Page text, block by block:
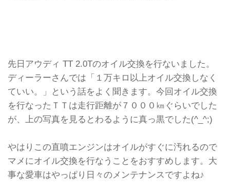
先日アウディ TT 2.0Tのオイル交換を行ないました。
ディーラーさんでは「１万キロ以上オイル交換しなく
ていい。」という話をよく聞きます。今回オイル交換
を行なったＴＴは走行距離が７０００㎞ぐらいでした
が、上の写真を見るとわるように真っ黒でした(^_^;)
やはりこの直噴エンジンはオイルがすぐに汚れるので
マメにオイル交換を行なうことをおすすめします。大
事な愛車はやっぱり日々のメンテナンスですよね♪